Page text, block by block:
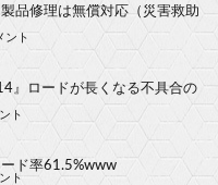
品修理は無償対応（災害救助
ント
』ロードが長くなる不具合の
ト
ド率61.5%www
ト